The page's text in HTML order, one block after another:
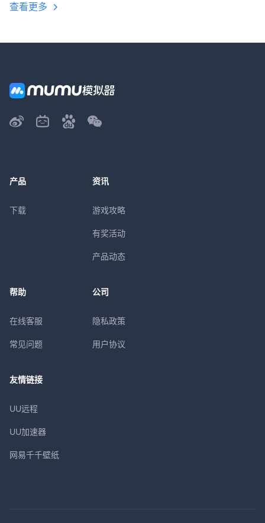
查看更多
产品
下载
资讯
游戏攻略
有奖活动
产品动态
帮助
在线客服
常见问题
公司
隐私政策
用户协议
友情链接
UU远程
UU加速器
网易千千壁纸